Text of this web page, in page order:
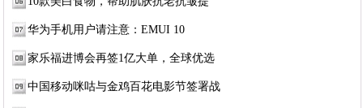
华为手机用户请注意：EMUI 10
家乐福进博会再签1亿大单，全球优选
中国移动咪咕与金鸡百花电影节签署战